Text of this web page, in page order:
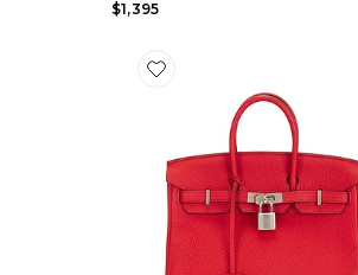
$1,395
Favorite SAC À MAIN HERMES